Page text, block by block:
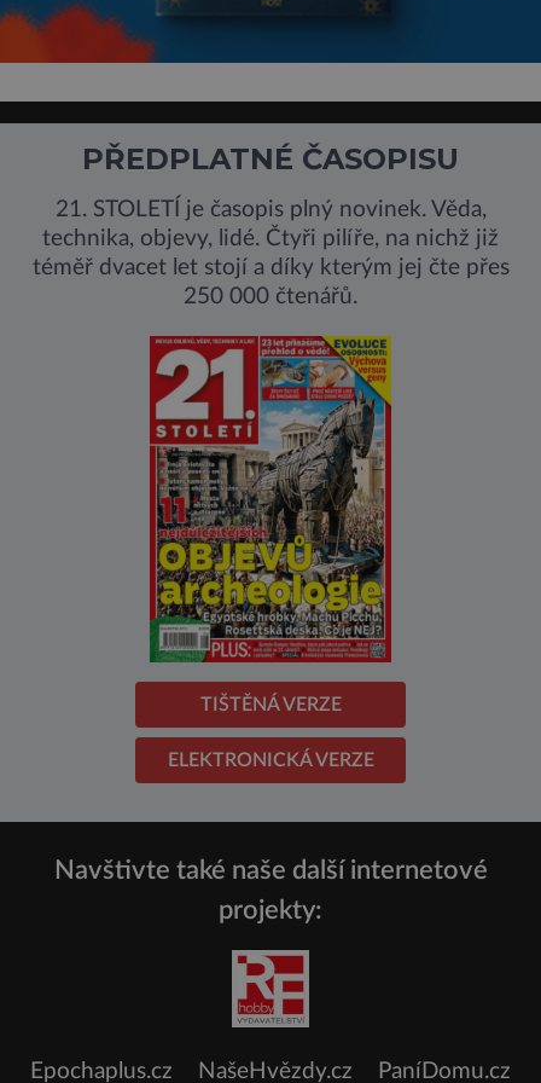
PŘEDPLATNÉ ČASOPISU
21. STOLETÍ je časopis plný novinek. Věda,
technika, objevy, lidé. Čtyři pilíře, na nichž již
téměř dvacet let stojí a díky kterým jej čte přes
250 000 čtenářů.
TIŠTĚNÁ VERZE
ELEKTRONICKÁ VERZE
Navštivte také naše další internetové
projekty:
Epochaplus.cz NašeHvězdy.cz PaníDomu.cz